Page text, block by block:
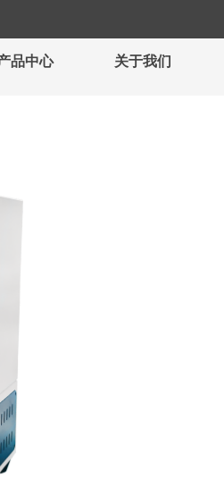
品中心 关于我们